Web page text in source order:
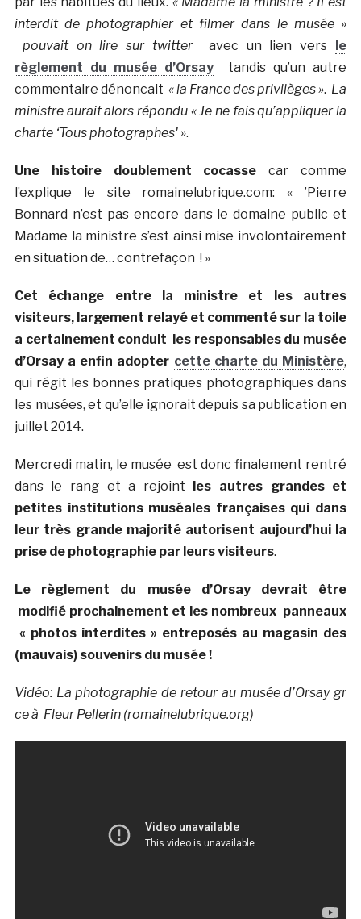
interdit de photographier et filmer dans le musée »
pouvait on lire sur twitter avec un lien vers le
règlement du musée d’Orsay tandis qu’un autre
commentaire dénoncait « la France des privilèges ». La
ministre aurait alors répondu « Je ne fais qu’appliquer la
charte ‘Tous photographes' ».
Une histoire doublement cocasse car comme
l’explique le site romainelubrique.com: « ’Pierre
Bonnard n’est pas encore dans le domaine public et
Madame la ministre s’est ainsi mise involontairement
en situation de… contrefaçon ! »
Cet échange entre la ministre et les autres
visiteurs, largement relayé et commenté sur la toile
a certainement conduit les responsables du musée
d’Orsay a enfin adopter cette charte du Ministère,
qui régit les bonnes pratiques photographiques dans
les musées, et qu’elle ignorait depuis sa publication en
juillet 2014.
Mercredi matin, le musée est donc finalement rentré
dans le rang et a rejoint les autres grandes et
petites institutions muséales françaises qui dans
leur très grande majorité autorisent aujourd’hui la
prise de photographie par leurs visiteurs.
Le règlement du musée d’Orsay devrait être
modifié prochainement et les nombreux panneaux
« photos interdites » entreposés au magasin des
(mauvais) souvenirs du musée !
Vidéo: La photographie de retour au musée d’Orsay gr
ce à Fleur Pellerin (romainelubrique.org)